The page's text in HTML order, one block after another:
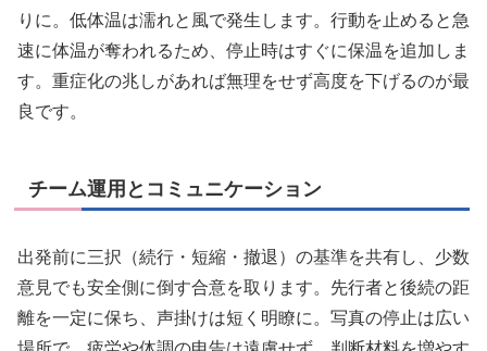
りに。低体温は濡れと風で発生します。行動を止めると急
速に体温が奪われるため、停止時はすぐに保温を追加しま
す。重症化の兆しがあれば無理をせず高度を下げるのが最
良です。
チーム運用とコミュニケーション
出発前に三択（続行・短縮・撤退）の基準を共有し、少数
意見でも安全側に倒す合意を取ります。先行者と後続の距
離を一定に保ち、声掛けは短く明瞭に。写真の停止は広い